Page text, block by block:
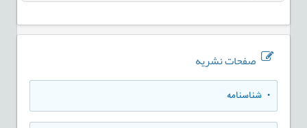
صفحات نشریه
• شناسنامه